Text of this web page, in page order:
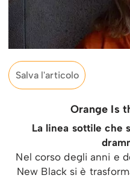
Salva l'articolo
Orange Is
La linea sottile che
Nel corso degli anni e
New Black si è